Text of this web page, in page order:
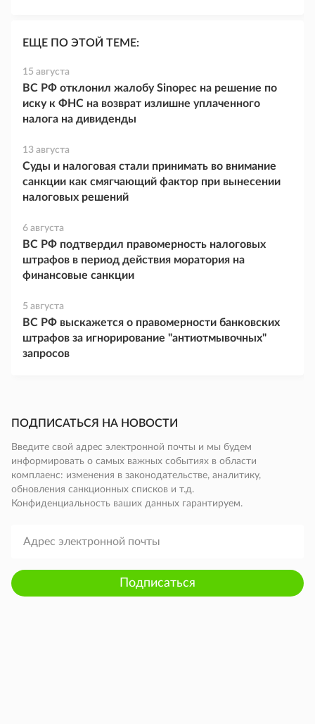
ЕЩЕ ПО ЭТОЙ ТЕМЕ:
15 августа
ВС РФ отклонил жалобу Sinopec на решение по
иску к ФНС на возврат излишне уплаченного
налога на дивиденды
13 августа
Суды и налоговая стали принимать во внимание
санкции как смягчающий фактор при вынесении
налоговых решений
6 августа
ВС РФ подтвердил правомерность налоговых
штрафов в период действия моратория на
финансовые санкции
5 августа
ВС РФ выскажется о правомерности банковских
штрафов за игнорирование "антиотмывочных"
запросов
ПОДПИСАТЬСЯ НА НОВОСТИ
Введите свой адрес электронной почты и мы будем
информировать о самых важных событиях в области
комплаенс: изменения в законодательстве, аналитику,
обновления санкционных списков и т.д.
Конфиденциальность ваших данных гарантируем.
Подписаться